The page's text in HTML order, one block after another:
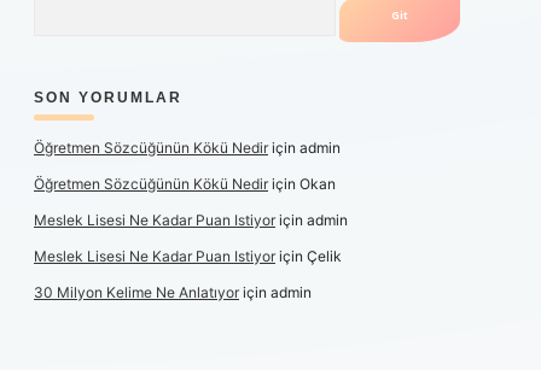
SON YORUMLAR
Öğretmen Sözcüğünün Kökü Nediriçin admin
Öğretmen Sözcüğünün Kökü Nediriçin Okan
Meslek Lisesi Ne Kadar Puan Istiyoriçin admin
Meslek Lisesi Ne Kadar Puan Istiyoriçin Çelik
30 Milyon Kelime Ne Anlatıyoriçin admin